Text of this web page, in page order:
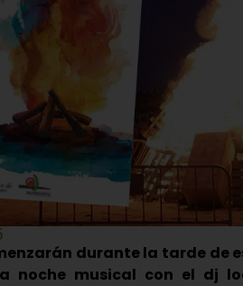
durante la tarde de
noche musical con el dj